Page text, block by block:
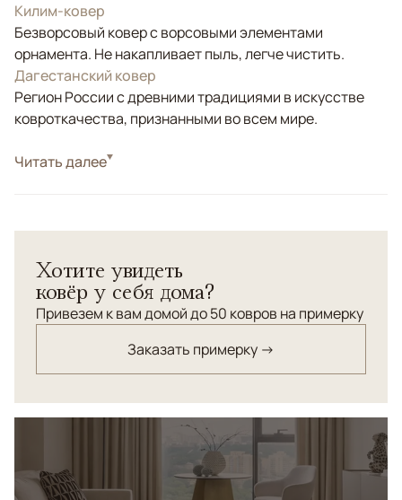
Килим-ковер
Безворсовый ковер с ворсовыми элементами
орнамента. Не накапливает пыль, легче чистить.
Дагестанский ковер
Регион России с древними традициями в искусстве
ковроткачества, признанными во всем мире.
СтильКилимы и сумахи
УзорыГеометрический
Сложная комбинированная техника: сочетание
ворсовых и безворсовых элементов в орнаменте.
Персидский орнамент "Сирджан".
Читать далее
Хотите увидеть
ковёр у себя дома?
Привезем к вам домой до 50 ковров на примерку
Заказать примерку →